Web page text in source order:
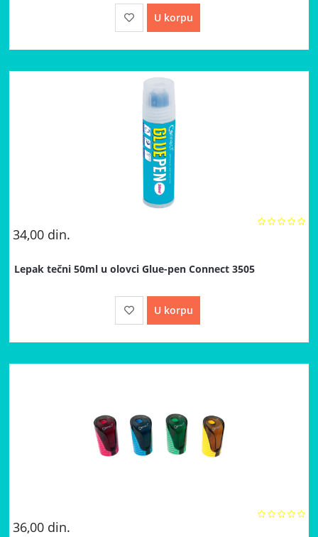
U korpu
34,00 din.
Lepak tečni 50ml u olovci Glue-pen Connect 3505
U korpu
36,00 din.